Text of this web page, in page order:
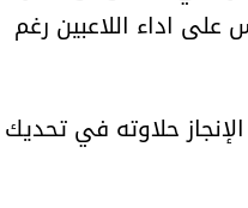
اداء اللاعبين رغم
حلاوته في تحديك